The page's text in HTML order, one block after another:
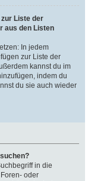
Liste der
aus den Listen
In jedem
zur Liste der
kannst du im
indem du
du sie auch wieder
in die
oder